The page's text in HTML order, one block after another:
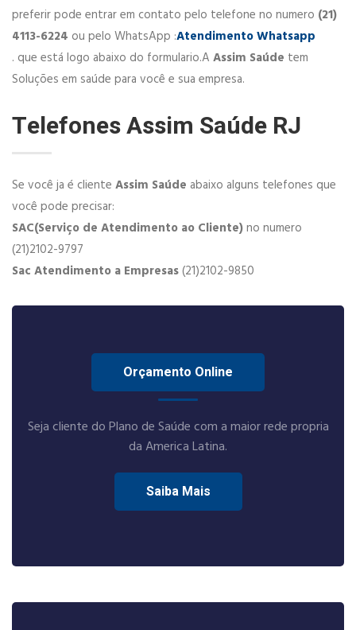
preferir pode entrar em contato pelo telefone no numero (21)
4113-6224 ou pelo WhatsApp :Atendimento Whatsapp
. que está logo abaixo do formulario.A Assim Saúde tem
Soluções em saúde para você e sua empresa.
Telefones Assim Saúde RJ
Se você ja é cliente Assim Saúde abaixo alguns telefones que
você pode precisar:
SAC(Serviço de Atendimento ao Cliente)no numero
(21)2102-9797
Sac Atendimento a Empresas (21)2102-9850
Orçamento Online
Seja cliente do Plano de Saúde com a maior rede propria
da America Latina.
Saiba Mais